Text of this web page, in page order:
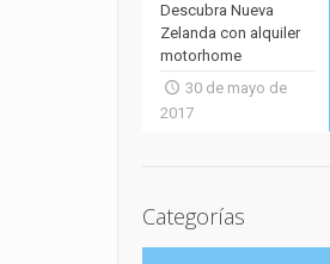
Descubra Nueva
Zelanda con alquiler
motorhome
30 de mayo de
2017
Categorías